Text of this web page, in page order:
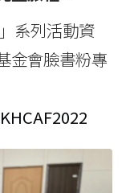
系列活動資
金會臉書粉專